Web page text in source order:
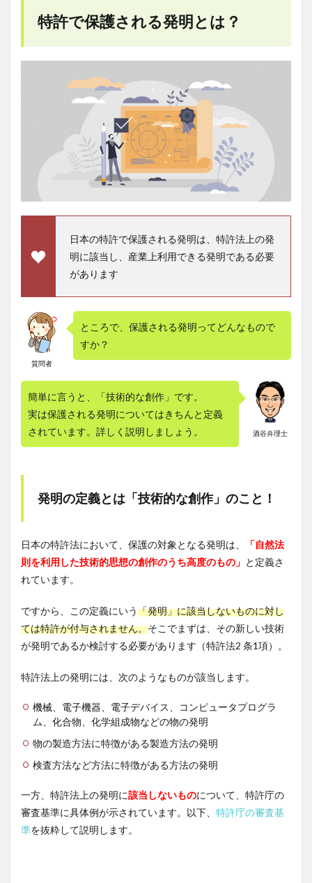
権に
より
倣を
特許
向
上！
3.3
特許
を取
とで
資金
も有
利！
権で
きの
評価
額も
向
特許で保護される発明とは？
日本の特許で保護される発明は、特許法上の発
明に該当し、産業上利用できる発明である必要
があります
質問者
ところで、保護される発明ってどんなもので
すか？
酒谷弁理士
簡単に言うと、「技術的な創作」です。
実は保護される発明についてはきちんと定義
されています。詳しく説明しましょう。
発明の定義とは「技術的な創作」のこと！
日本の特許法において、保護の対象となる発明は、
「自然法
則を利用した技術的思想の創作のうち高度のもの」 と定義さ
れています。
ですから、この定義にいう「発明」に該当しないものに対し
ては特許が付与されません。そこでまずは、その新しい技術
が発明であるか検討する必要があります（特許法2 条1項）。
特許法上の発明には、次のようなものが該当します。
機械、電子機器、電子デバイス、コンピュータプログラ
ム、化合物、化学組成物などの物の発明
物の製造方法に特徴がある製造方法の発明
検査方法など方法に特徴がある方法の発明
一方、特許法上の発明に該当しないものについて、特許庁の
審査基準に具体例が示されています。以下、 特許庁の審査基
準を抜粋して説明します。